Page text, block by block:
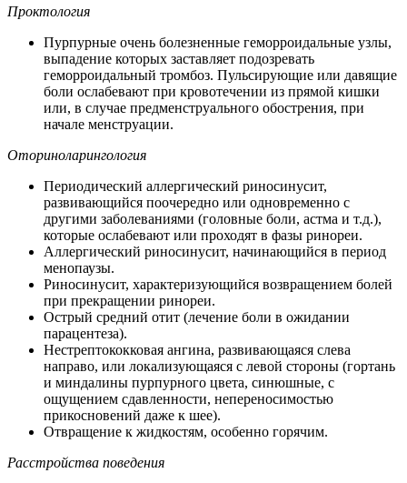
Проктология
Пурпурные очень болезненные геморроидальные узлы,
выпадение которых заставляет подозревать
геморроидальный тромбоз. Пульсирующие или давящие
боли ослабевают при кровотечении из прямой кишки
или, в случае предменструального обострения, при
начале менструации.
Оториноларингология
Периодический аллергический риносинусит,
развивающийся поочередно или одновременно с
другими заболеваниями (головные боли, астма и т.д.),
которые ослабевают или проходят в фазы ринореи.
Аллергический риносинусит, начинающийся в период
менопаузы.
Риносинусит, характеризующийся возвращением болей
при прекращении ринореи.
Острый средний отит (лечение боли в ожидании
парацентеза).
Нестрептококковая ангина, развивающаяся слева
направо, или локализующаяся с левой стороны (гортань
и миндалины пурпурного цвета, синюшные, с
ощущением сдавленности, непереносимостью
прикосновений даже к шее).
Отвращение к жидкостям, особенно горячим.
Расстройства поведения